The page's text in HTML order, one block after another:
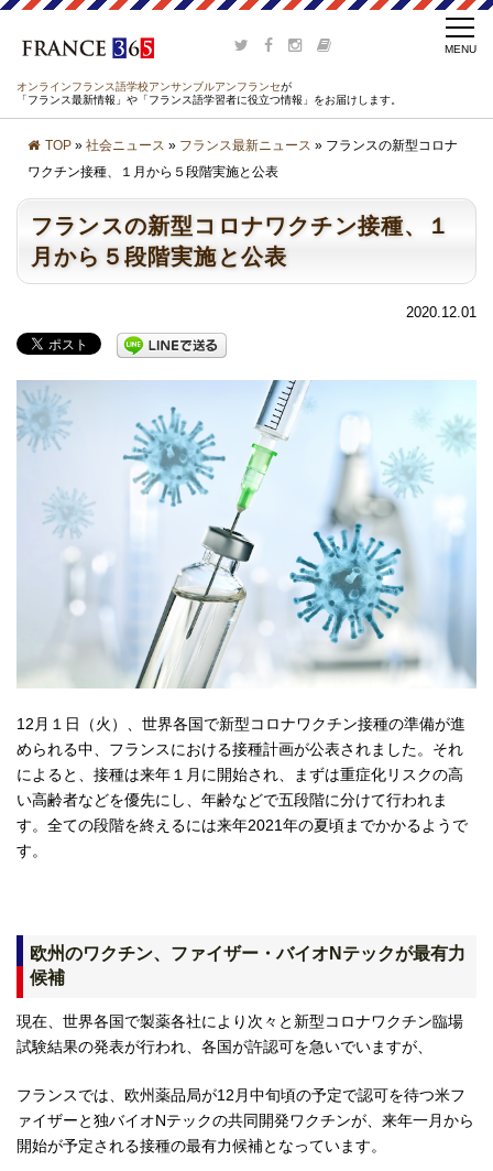
オンラインフランス語学校アンサンブルアンフランセが
「フランス最新情報」や「フランス語学習者に役立つ情報」をお届けします。
TOP » 社会ニュース » フランス最新ニュース » フランスの新型コロナ
ワクチン接種、１月から５段階実施と公表
フランスの新型コロナワクチン接種、１
月から５段階実施と公表
2020.12.01
12月１日（火）、世界各国で新型コロナワクチン接種の準備が進
められる中、フランスにおける接種計画が公表されました。それ
によると、接種は来年１月に開始され、まずは重症化リスクの高
い高齢者などを優先にし、年齢などで五段階に分けて行われま
す。全ての段階を終えるには来年2021年の夏頃までかかるようで
す。
欧州のワクチン、ファイザー・バイオNテックが最有力
候補
現在、世界各国で製薬各社により次々と新型コロナワクチン臨場
試験結果の発表が行われ、各国が許認可を急いでいますが、
フランスでは、欧州薬品局が12月中旬頃の予定で認可を待つ米フ
ァイザーと独バイオNテックの共同開発ワクチンが、来年一月から
開始が予定される接種の最有力候補となっています。